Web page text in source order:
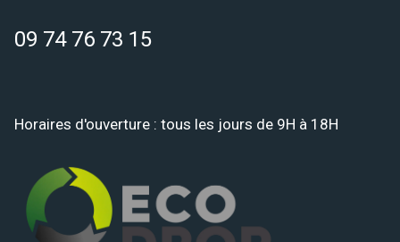
09 74 76 73 15
Horaires d'ouverture : tous les jours de 9H à 18H